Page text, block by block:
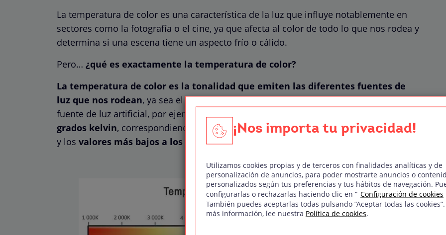
La temperatura de color es una característica de la luz que influye notablemente en
sectores como la fotografía o el cine, ya que afecta al color de todo lo que nos rodea y
determina si una escena tiene un aspecto frío o cálido.
Pero… ¿qué es exactamente la temperatura de color?
La temperatura de color es la tonalidad que emiten las diferentes fuentes de
luz que nos rodean, ya sea el sol, en cualquier momento del día, como cualquier
fuente de luz artificial, por ejemplo, una bombilla. Dicha temperatura
grados kelvin, correspondiendo los
valores más altos a los tonos de luz más fríos
y los valores más bajos a los tonos más cálidos.
¡Nos importa tu privacidad!
Utilizamos cookies propias y de terceros con finalidades analíticas y de
personalización de anuncios, para poder mostrarte anuncios o
personalizados según tus preferencias y tus hábitos de navegación.
configurarlas o rechazarlas haciendo clic en “ Configuración de cookies
También puedes aceptarlas todas pulsando “Aceptar todas las
más información, lee nuestra Política de cookies.